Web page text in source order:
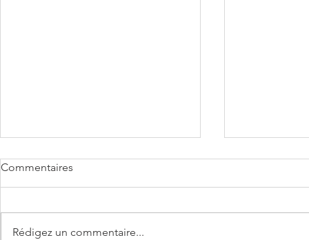
Commentaires
Rédigez un commentaire...